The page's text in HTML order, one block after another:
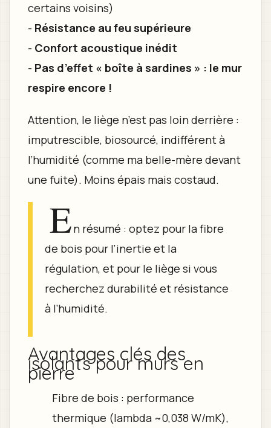
certains voisins)
- Résistance au feu supérieure
- Confort acoustique inédit
- Pas d’effet « boîte à sardines » : le mur
respire encore !
Attention, le liège n’est pas loin derrière :
imputrescible, biosourcé, indifférent à
l’humidité (comme ma belle-mère devant
une fuite). Moins épais mais costaud.
En résumé : optez pour la fibre
de bois pour l’inertie et la
régulation, et pour le liège si vous
recherchez durabilité et résistance
à l’humidité.
Avantages clés des
isolants pour murs en
pierre
Fibre de bois : performance
thermique (lambda ~0,038 W/mK),